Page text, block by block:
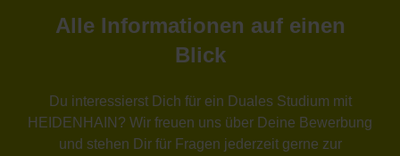
Alle Informationen auf einen
Blick
Du interessierst Dich für ein Duales Studium mit
HEIDENHAIN? Wir freuen uns über Deine Bewerbung
und stehen Dir für Fragen jederzeit gerne zur